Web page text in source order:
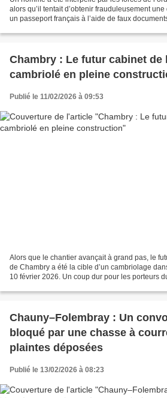
alors qu’il tentait d’obtenir frauduleusement
un passeport français à l’aide de faux
Chambry : Le futur cabinet de
cambriolé en pleine
Publié le 11/02/2026 à 09:53
Alors que le chantier avançait à grand pas, le
de Chambry a été la cible d’un cambriolage
10 février 2026. Un coup dur pour les porteurs
Chauny–Folembray : Un
bloqué par une chasse à
plaintes déposées
Publié le 13/02/2026 à 08:23